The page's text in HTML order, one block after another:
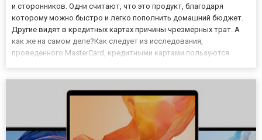
и сторонников. Одни считают, что это продукт, благодаря
которому можно быстро и легко пополнить домашний бюджет.
Другие видят в кредитных картах причины чрезмерных трат. А
как же на самом деле?Как следует из исследования,
проведенного MasterCard, кредитными картами пользуются